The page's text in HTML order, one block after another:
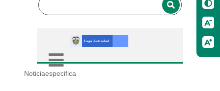
Noticiaespecifica